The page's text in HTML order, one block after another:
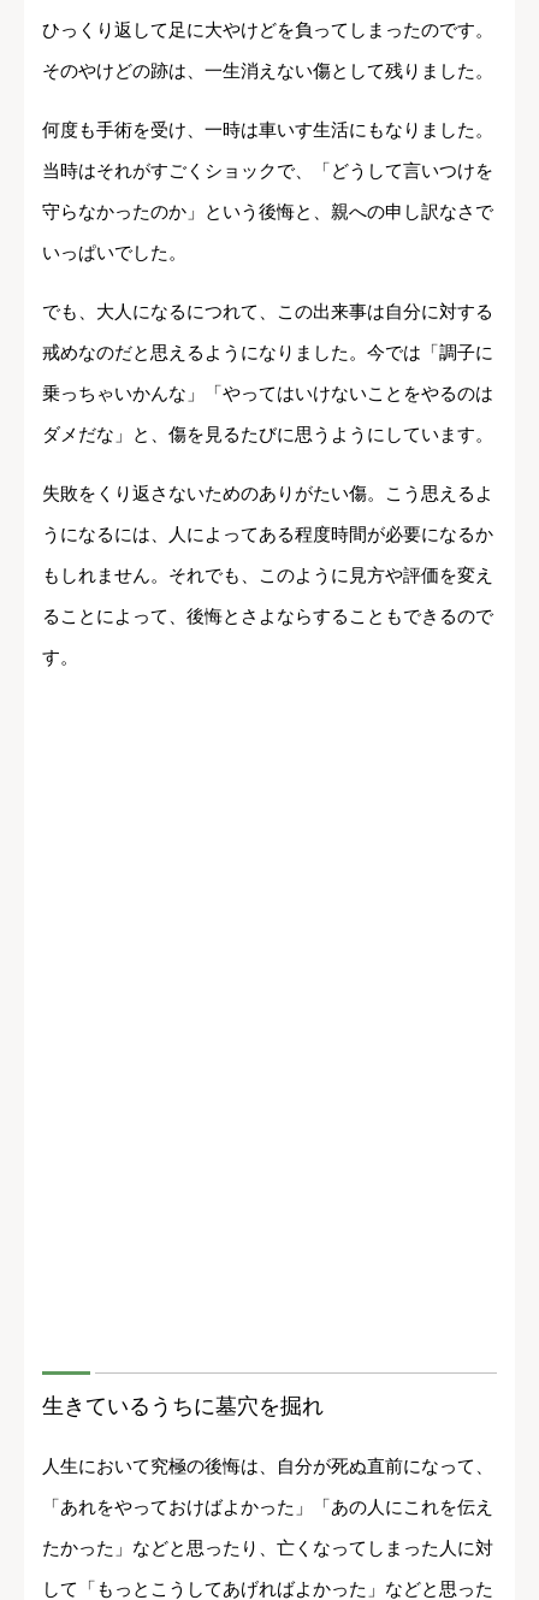
ひっくり返して足に大やけどを負ってしまったのです。
そのやけどの跡は、一生消えない傷として残りました。
何度も手術を受け、一時は車いす生活にもなりました。
当時はそれがすごくショックで、「どうして言いつけを
守らなかったのか」という後悔と、親への申し訳なさで
いっぱいでした。
でも、大人になるにつれて、この出来事は自分に対する
戒めなのだと思えるようになりました。今では「調子に
乗っちゃいかんな」「やってはいけないことをやるのは
ダメだな」と、傷を見るたびに思うようにしています。
失敗をくり返さないためのありがたい傷。こう思えるよ
うになるには、人によってある程度時間が必要になるか
もしれません。それでも、このように見方や評価を変え
ることによって、後悔とさよならすることもできるので
す。
生きているうちに墓穴を掘れ
人生において究極の後悔は、自分が死ぬ直前になって、
「あれをやっておけばよかった」「あの人にこれを伝え
たかった」などと思ったり、亡くなってしまった人に対
して「もっとこうしてあげればよかった」などと思った